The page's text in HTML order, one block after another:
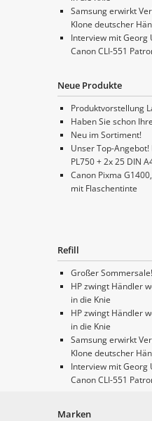
Samsung erwirkt
Klone deutscher
Interview mit Georg
Canon CLI-551
Neue Produkte
Produktvorstellung
Haben Sie schon
Neu im Sortiment!
Unser Top-
PL750 + 2x 25 DIN
Canon Pixma
mit Flaschentinte
Refill
Großer Sommersale!
HP zwingt Händler
in die Knie
HP zwingt Händler
in die Knie
Samsung erwirkt
Klone deutscher
Interview mit Georg
Canon CLI-551
Marken